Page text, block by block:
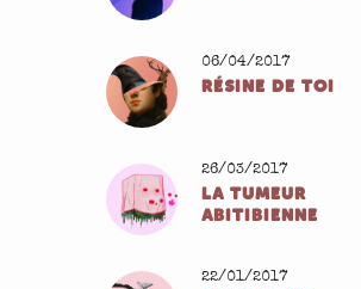
06/04/2017
RÉSINE DE TOI
26/03/2017
LA TUMEUR
ABITIBIENNE
22/01/2017